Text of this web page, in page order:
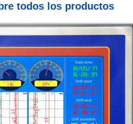
todos los productos